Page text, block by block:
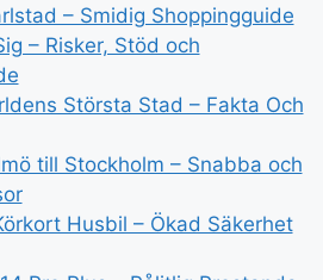
– Smidig Shoppingguide
– Risker, Stöd och
Största Stad – Fakta Och
till Stockholm – Snabba och
Husbil – Ökad Säkerhet